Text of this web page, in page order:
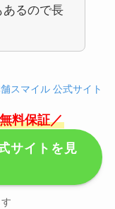
あるので長
スマイル 公式サイト
料保証／
サイトを見